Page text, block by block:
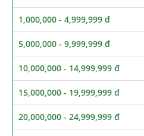
1,000,000 - 4,999,999 đ
5,000,000 - 9,999,999 đ
10,000,000 - 14,999,999 đ
15,000,000 - 19,999,999 đ
20,000,000 - 24,999,999 đ